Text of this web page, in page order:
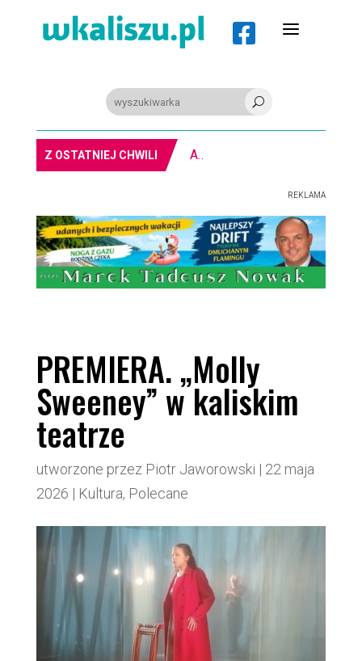
 a
U
Z OSTATNIEJ CHWILI
REKLAMA
PREMIERA. „Molly
Sweeney” w kaliskim
teatrze
utworzone przez Piotr Jaworowski | 22 maja
2026 | Kultura, Polecane